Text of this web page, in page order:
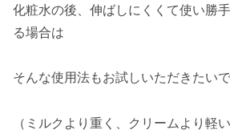
化粧水の後、伸ばしにくくて使い勝
る場合は
そんな使用法もお試しいただきたいで
（ミルクより重く、クリームより軽